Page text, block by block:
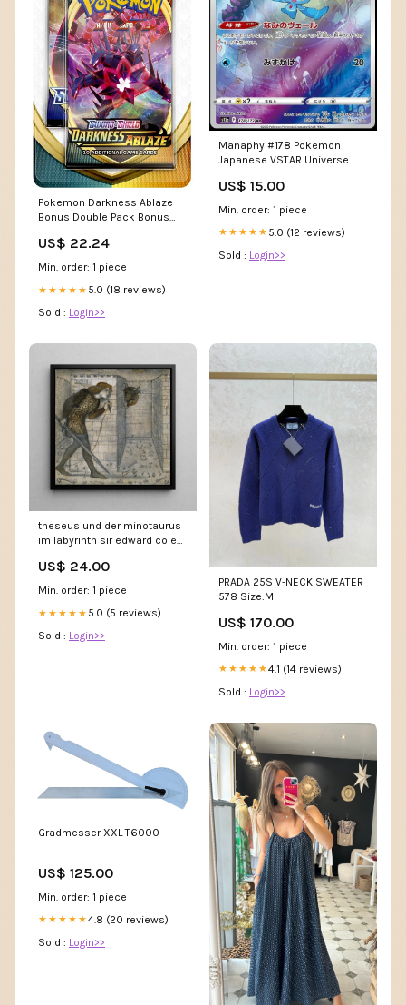
Pokemon Darkness Ablaze
Bonus Double Pack Bonus
Toys & Games
US$ 22.24
Min. order: 1 piece
★★★★★ 5.0 (18 reviews)
Sold : Login>>
Manaphy #178 Pokemon
Japanese VSTAR Universe
US$ 15.00
Min. order: 1 piece
★★★★★ 5.0 (12 reviews)
Sold : Login>>
theseus und der minotaurus
im labyrinth sir edward coley
US$ 24.00
Min. order: 1 piece
★★★★★ 5.0 (5 reviews)
Sold : Login>>
PRADA 25S V-NECK SWEATER
578 Size:M
US$ 170.00
Min. order: 1 piece
★★★★★4.1 (14 reviews)
Sold : Login>>
Gradmesser XXL T6000
US$ 125.00
Min. order: 1 piece
★★★★★4.8 (20 reviews)
Sold : Login>>